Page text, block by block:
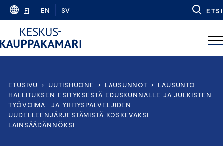
Skip
content
FI EN SV ETSI
ETUSIVU › UUTISHUONE › LAUSUNNOT ›
LAUSUNTO
HALLITUKSEN ESITYKSESTÄ EDUSKUNNALLE JA JULKISTEN
TYÖVOIMA- JA YRITYSPALVELUIDEN
UUDELLEENJÄRJESTÄMISTÄ KOSKEVAKSI
LAINSÄÄDÄNNÖKSI